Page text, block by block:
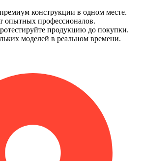
конструкции в одном месте.
опытных профессионалов.
продукцию до покупки.
моделей в реальном времени.